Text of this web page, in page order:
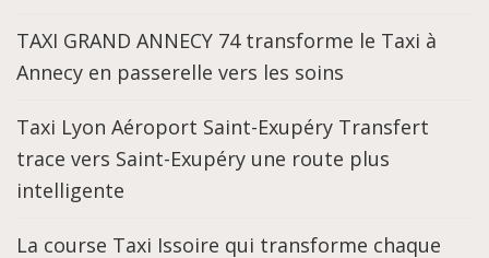
TAXI GRAND ANNECY 74 transforme le Taxi à
Annecy en passerelle vers les soins
Taxi Lyon Aéroport Saint-Exupéry Transfert
trace vers Saint-Exupéry une route plus
intelligente
La course Taxi Issoire qui transforme chaque